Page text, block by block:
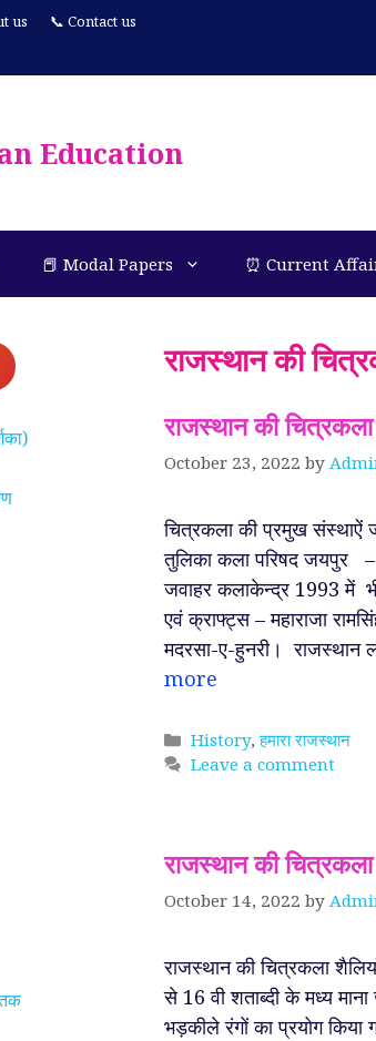
us 📞 Contact us
Education
📕 Modal Papers ⏰ Current
राजस्थान की
राजस्थान की
October 23, 2022 by
चित्रकला की प्रमुख
तुलिका कला परिषद जयपुर
जवाहर कलाकेन्द्र 1993 में
एवं क्राफ्ट्स – महाराजा
मदरसा-ए-हुनरी। राजस्थान
more
Categories
History,हमारा राजस्थान
Leave a comment
राजस्थान की
October 14, 2022 by
राजस्थान की चित्रकला
से 16 वी शताब्दी के मध्य
भड़कीले रंगों का प्रयोग किया